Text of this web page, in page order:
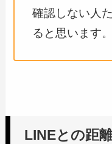
確認しない人
ると思います。
LINEとの距